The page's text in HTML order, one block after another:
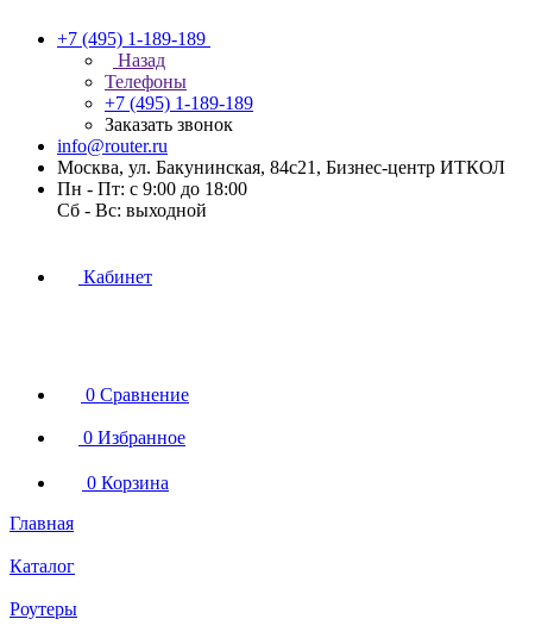
+7 (495) 1-189-189
Назад
Телефоны
+7 (495) 1-189-189
Заказать звонок
info@router.ru
Москва, ул. Бакунинская, 84с21, Бизнес-центр ИТКОЛ
Пн - Пт: с 9:00 до 18:00
Cб - Вс: выходной
Кабинет
0 Сравнение
0 Избранное
0 Корзина
Главная
Каталог
Роутеры